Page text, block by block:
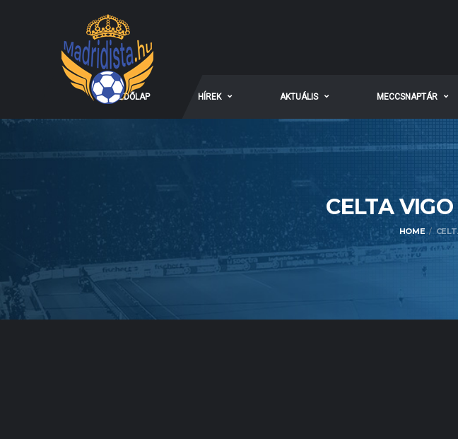
KEZDŐLAP HÍREK AKTUÁLIS MECCSNAPTÁR
CELTA
HOME